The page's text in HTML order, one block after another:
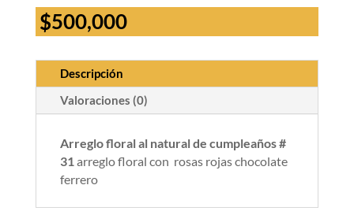
$500,000
Descripción
Valoraciones (0)
Arreglo floral al natural de cumpleaños #
31arreglo floral con rosas rojas chocolate
ferrero